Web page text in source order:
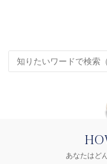
あなたはど